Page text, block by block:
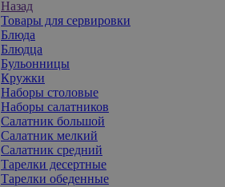
Назад
Товары для сервировки
Блюда
Блюдца
Бульонницы
Кружки
Наборы столовые
Наборы салатников
Салатник большой
Салатник мелкий
Салатник средний
Тарелки десертные
Тарелки обеденные